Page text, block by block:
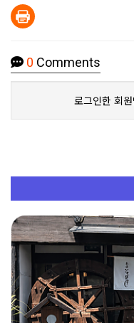
0 Comments
로그인한 회